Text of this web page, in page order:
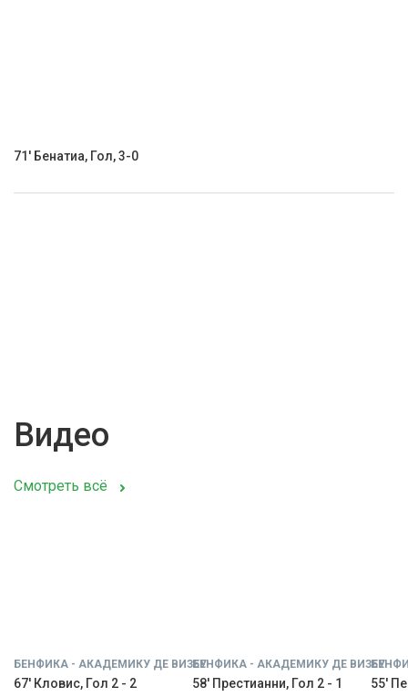
71' Бенатиа, Гол, 3-0
Видео
Смотреть всё
БЕНФИКА - АКАДЕМИКУ ДЕ ВИЗЕУ
67' Кловис, Гол 2 - 2
БЕНФИКА - АКАДЕМИКУ ДЕ ВИЗЕУ
58' Престианни, Гол 2 - 1 55'